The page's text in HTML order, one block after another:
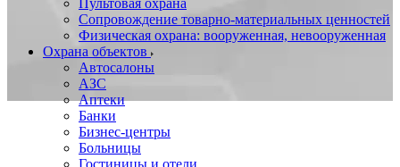
Пультовая охрана
Сопровождение товарно-материальных ценностей
Физическая охрана: вооруженная, невооруженная
Охрана объектов
Автосалоны
АЗС
Аптеки
Банки
Бизнес-центры
Больницы
Гостиницы и отели